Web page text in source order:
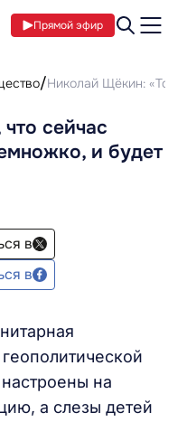
Прямой эфир
Николай Щёкин: «То,
сейчас
и будет
в
в
на
а слезы детей